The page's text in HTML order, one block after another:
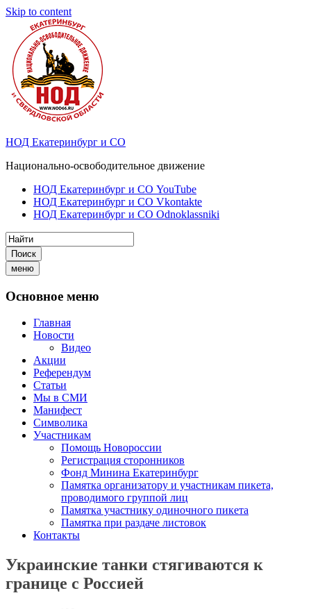
Skip to content
НОД Екатеринбург и СО
Национально-освободительное движение
НОД Екатеринбург и СО YouTube
НОД Екатеринбург и СО Vkontakte
НОД Екатеринбург и СО Odnoklassniki
Поиск
меню
Основное меню
Главная
Новости
Видео
Акции
Референдум
Статьи
Мы в СМИ
Манифест
Символика
Участникам
Помощь Новороссии
Регистрация сторонников
Фонд Минина Екатеринбург
Памятка организатору и участникам пикета,
проводимого группой лиц
Памятка участнику одиночного пикета
Памятка при раздаче листовок
Контакты
Украинские танки стягиваются к
границе с Россией